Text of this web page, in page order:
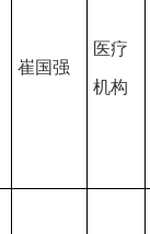
崔国强
医疗
机构